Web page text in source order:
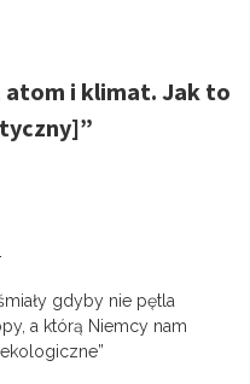
atom i klimat. Jak to
”
gdyby nie pętla
a którą Niemcy nam